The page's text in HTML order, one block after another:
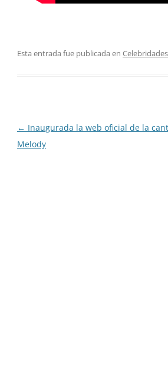
Esta entrada fue publicada en Celebridades
Navegación
de
← Inaugurada la web oficial de la
Melody